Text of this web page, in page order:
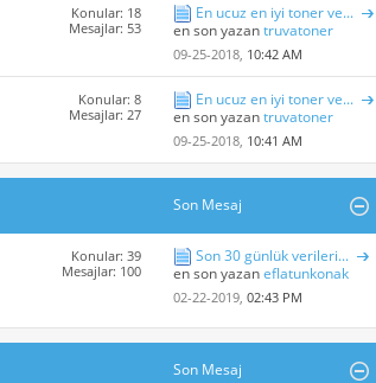
Konular: 18
Mesajlar: 53
En ucuz en iyi toner ve...
en son yazantruvatoner
09-25-2018, 10:42 AM
Konular: 8
Mesajlar: 27
En ucuz en iyi toner ve...
en son yazantruvatoner
09-25-2018, 10:41 AM
Son Mesaj
Konular: 39
Mesajlar: 100
Son 30 günlük verileri...
en son yazaneflatunkonak
02-22-2019, 02:43 PM
Son Mesaj